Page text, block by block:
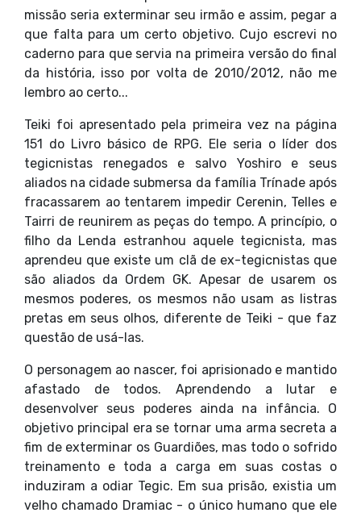
missão seria exterminar seu irmão e assim, pegar a
que falta para um certo objetivo. Cujo escrevi no
caderno para que servia na primeira versão do final
da história, isso por volta de 2010/2012, não me
lembro ao certo...
Teiki foi apresentado pela primeira vez na página
151 do Livro básico de RPG. Ele seria o líder dos
tegicnistas renegados e salvo Yoshiro e seus
aliados na cidade submersa da família Trínade após
fracassarem ao tentarem impedir Cerenin, Telles e
Tairri de reunirem as peças do tempo. A princípio, o
filho da Lenda estranhou aquele tegicnista, mas
aprendeu que existe um clã de ex-tegicnistas que
são aliados da Ordem GK. Apesar de usarem os
mesmos poderes, os mesmos não usam as listras
pretas em seus olhos, diferente de Teiki - que faz
questão de usá-las.
O personagem ao nascer, foi aprisionado e mantido
afastado de todos. Aprendendo a lutar e
desenvolver seus poderes ainda na infância. O
objetivo principal era se tornar uma arma secreta a
fim de exterminar os Guardiões, mas todo o sofrido
treinamento e toda a carga em suas costas o
induziram a odiar Tegic. Em sua prisão, existia um
velho chamado Dramiac - o único humano que ele